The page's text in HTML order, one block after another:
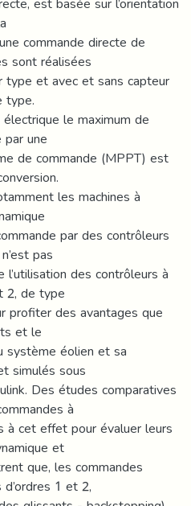
commande directe de
sont réalisées
type et avec et sans capteur
type.
le maximum de
une
de commande (MPPT) est
les machines à
par des contrôleurs
pas
des contrôleurs à
2, de type
profiter des avantages que
et le
système éolien et sa
simulés sous
Des études comparatives
à
cet effet pour évaluer leurs
et
que, les commandes
1 et 2,